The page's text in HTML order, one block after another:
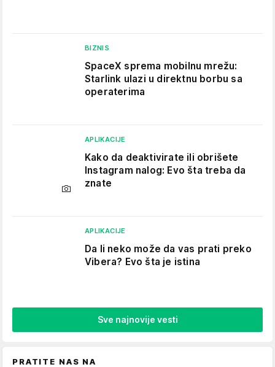
BIZNIS
SpaceX sprema mobilnu mrežu:
Starlink ulazi u direktnu borbu sa
operaterima
APLIKACIJE
Kako da deaktivirate ili obrišete
Instagram nalog: Evo šta treba da
znate
APLIKACIJE
Da li neko može da vas prati preko
Vibera? Evo šta je istina
Sve najnovije vesti
PRATITE NAS NA